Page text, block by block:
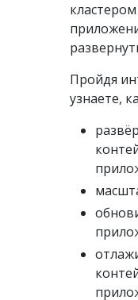
Пройдя
узнаете,